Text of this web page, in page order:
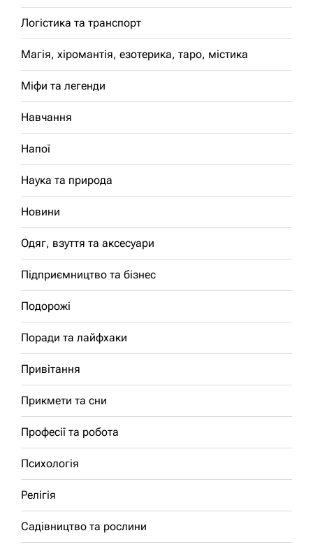
Логістика та транспорт
Магія, хіромантія, езотерика, таро, містика
Міфи та легенди
Навчання
Напої
Наука та природа
Новини
Одяг, взуття та аксесуари
Підприємництво та бізнес
Подорожі
Поради та лайфхаки
Привітання
Прикмети та сни
Професії та робота
Психологія
Релігія
Садівництво та рослини